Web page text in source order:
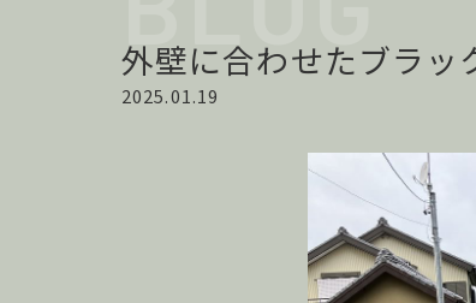
外壁に合わせたブラッ
2025.01.19